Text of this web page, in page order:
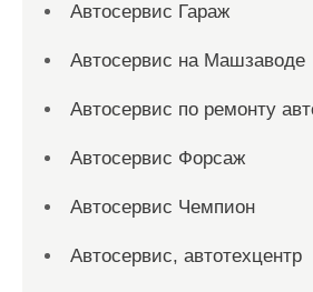
Автосервис Гараж
Автосервис на Машзаводе
Автосервис по ремонту
Автосервис Форсаж
Автосервис Чемпион
Автосервис, автотехцентр